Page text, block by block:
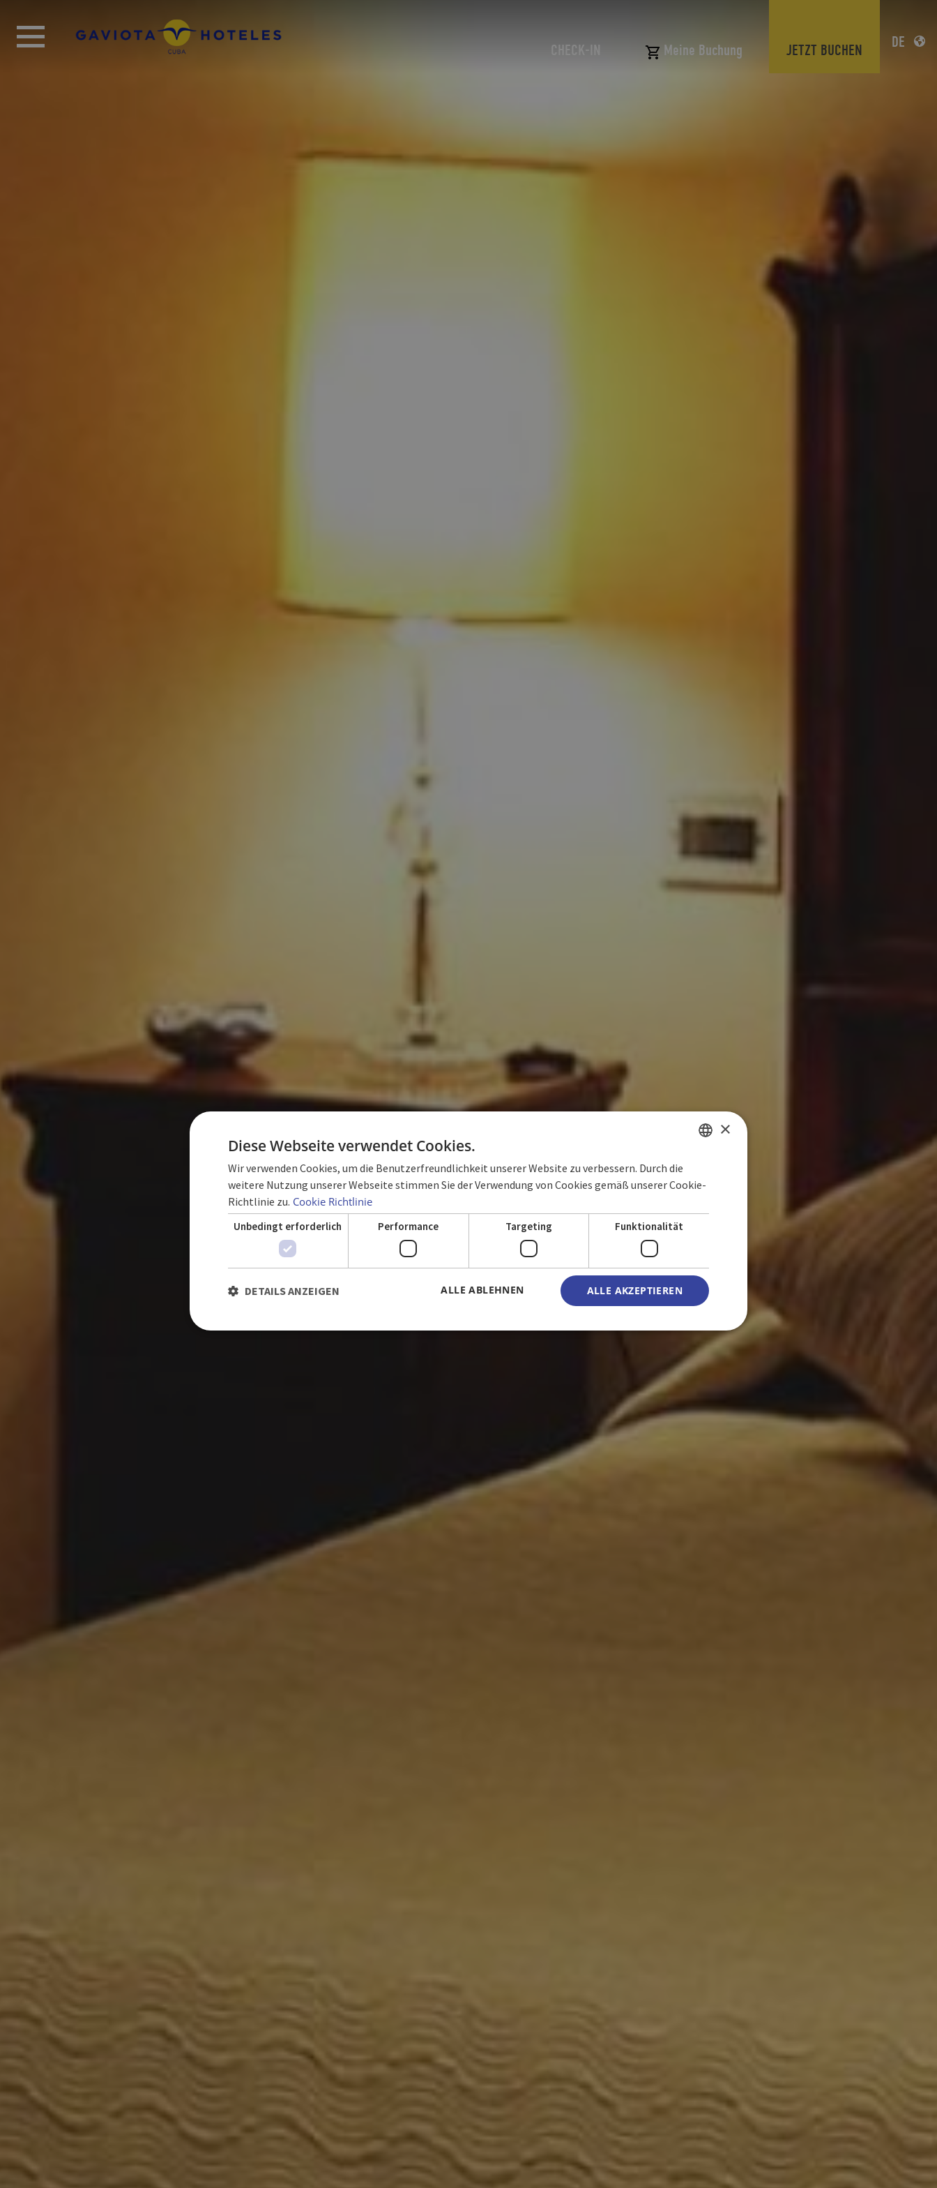
CHECK-IN Meine Buchung JETZT BUCHEN DE
ZIMMER
SPANISH
GERMAN
×
Diese Webseite verwendet Cookies.
Wir verwenden Cookies, um die Benutzerfreundlichkeit unserer Website zu verbessern. Durch die
weitere Nutzung unserer Webseite stimmen Sie der Verwendung von Cookies gemäß unserer Cookie-
Richtlinie zu. Cookie Richtlinie
Unbedingt erforderlich Performance Targeting Funktionalität
ALLE AKZEPTIEREN
ALLE ABLEHNEN
DETAILS ANZEIGEN